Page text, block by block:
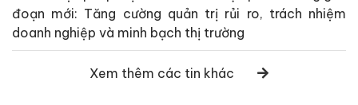
đoạn mới: Tăng cường quản trị rủi ro, trách nhiệm
doanh nghiệp và minh bạch thị trường
Xem thêm các tin khác